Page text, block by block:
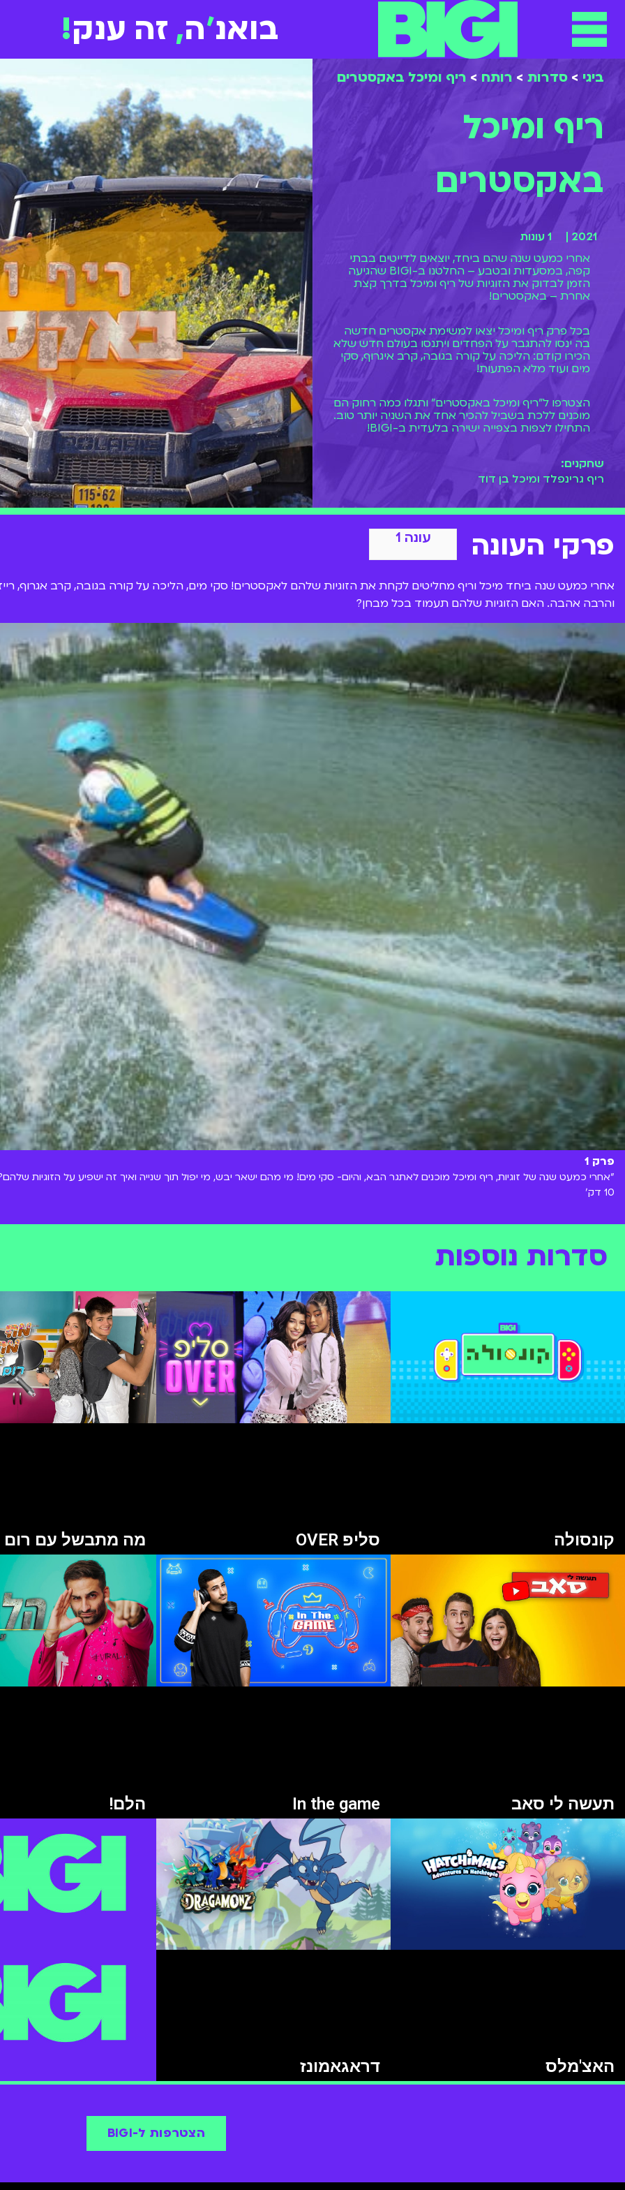
לתוכן
תפריט בואנ'ה, זה ענק!
ביגי > סדרות > רותח > ריף ומיכל באקסטרים
ריף ומיכל
באקסטרים
2021 |
1 עונות
אחרי כמעט שנה שהם ביחד, יוצאים לדייטים בבתי
קפה, במסעדות ובטבע – החלטנו ב-BIGI שהגיעה
הזמן לבדוק את הזוגיות של ריף ומיכל בדרך קצת
אחרת – באקסטרים!
בכל פרק ריף ומיכל יצאו למשימת אקסטרים חדשה
בה ינסו להתגבר על הפחדים ויתנסו בעולם חדש שלא
הכירו קודם: הליכה על קורה בגובה, קרב איגרוף, סקי
מים ועוד מלא הפתעות!
הצטרפו ל"ריף ומיכל באקסטרים" ותגלו כמה רחוק הם
מוכנים ללכת בשביל להכיר אחד את השניה יותר טוב.
התחילו לצפות בצפייה ישירה בלעדית ב-BIGI!
שחקנים:
ריף גרינפלד ומיכל בן דוד
פרקי העונה עונה 1
אחרי כמעט שנה ביחד מיכל וריף מחליטים לקחת את הזוגיות שלהם לאקסטרים! סקי מים, הליכה על קורה בגובה, קרב אגרוף,
והרבה אהבה. האם הזוגיות שלהם תעמוד בכל מבחן?
פרק 1
"אחרי כמעט שנה של זוגיות, ריף ומיכל מוכנים לאתגר הבא, והיום- סקי מים! מי מהם ישאר יבש, מי יפול תוך שנייה ואיך זה ישפיע על הזוגיות
10 דק'
סדרות נוספות
קונסולה סליפ OVER מה מתבשל עם רום
תעשה לי סאב In the game הלם!
האצ'מלס דראגאמונז
הצטרפות ל-BIGI